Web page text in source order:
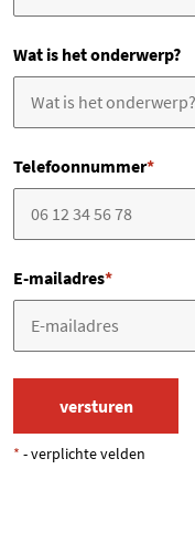
Wat is het onderwerp?
Telefoonnummer*
E-mailadres*
* - verplichte velden